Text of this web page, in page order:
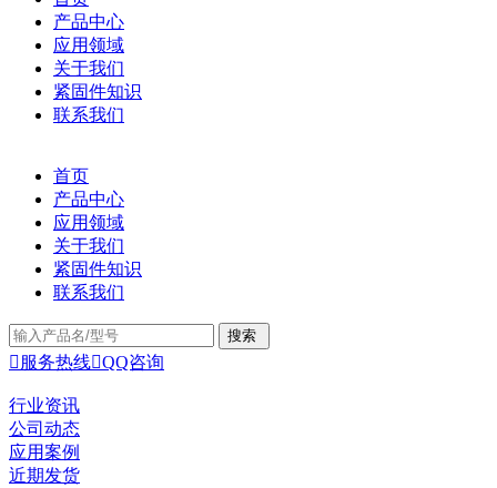
产品中心
应用领域
关于我们
紧固件知识
联系我们
首页
产品中心
应用领域
关于我们
紧固件知识
联系我们
 服务热线QQ咨询
行业资讯
公司动态
应用案例
近期发货